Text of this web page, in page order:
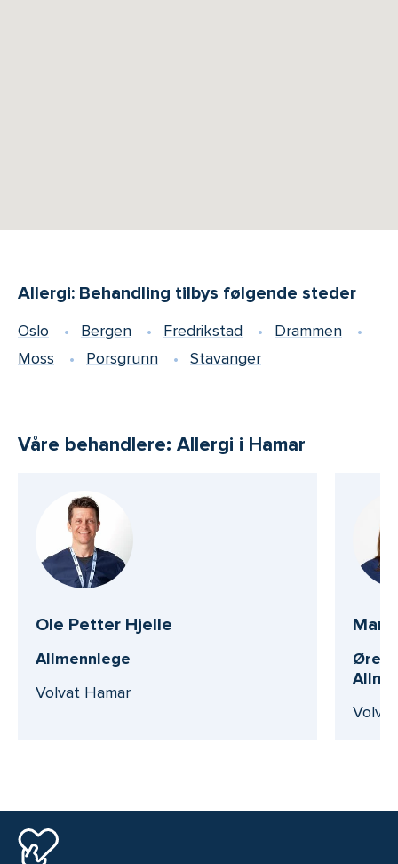
Allergi: Behandling tilbys følgende steder
Oslo Bergen Fredrikstad
Drammen
Moss
Porsgrunn Stavanger
Våre behandlere: Allergi i Hamar
Ole Petter Hjelle
Allmennlege
Volvat Hamar
Øre